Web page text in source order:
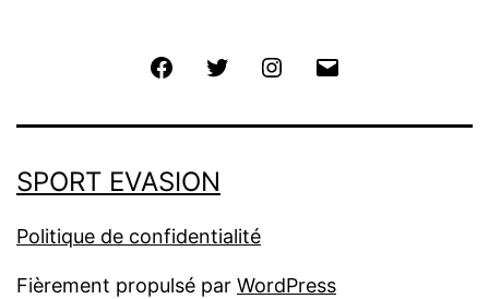
FacebookTwitter Instagram
SPORT EVASION
Politique de confidentialité
Fièrement propulsé par WordPress